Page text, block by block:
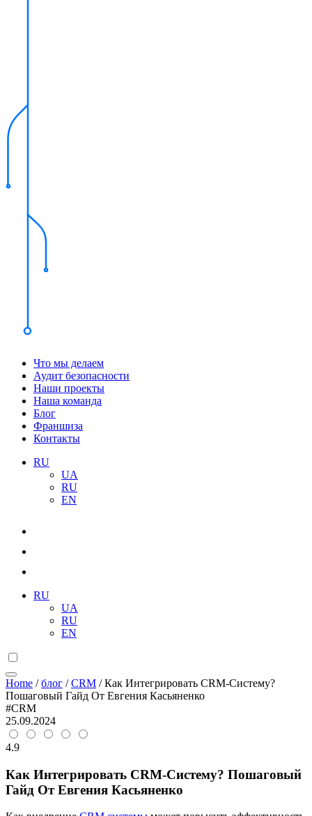
Что мы делаем
Аудит безопасности
Наши проекты
Наша команда
Блог
Франшиза
Контакты
RU
UA
RU
EN
RU
UA
RU
EN
Home /блог /CRM /Как Интегрировать CRM-Систему?
Пошаговый Гайд От Евгения Касьяненко
#CRM
25.09.2024
4.9
Как Интегрировать CRM-Систему? Пошаговый
Гайд От Евгения Касьяненко